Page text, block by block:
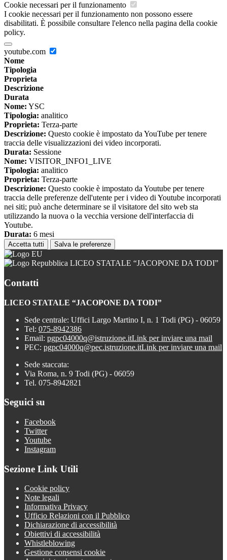
Cookie necessari per il funzionamento
I cookie necessari per il funzionamento non possono essere
disabilitati. È possibile consultare l'elenco nella pagina della cookie
policy.
youtube.com
Nome
Tipologia
Proprieta
Descrizione
Durata
Nome: YSC
Tipologia: analitico
Proprieta: Terza-parte
Descrizione: Questo cookie è impostato da YouTube per tenere
traccia delle visualizzazioni dei video incorporati.
Durata: Sessione
Nome: VISITOR_INFO1_LIVE
Tipologia: analitico
Proprieta: Terza-parte
Descrizione: Questo cookie è impostato da Youtube per tenere
traccia delle preferenze dell'utente per i video di Youtube incorporati
nei siti; può anche determinare se il visitatore del sito web sta
utilizzando la nuova o la vecchia versione dell'interfaccia di
Youtube.
Durata: 6 mesi
Accetta tutti Salva le preferenze
LICEO STATALE “JACOPONE DA TODI”
Contatti
LICEO STATALE “JACOPONE DA TODI”
Sede centrale: Uffici Largo Martino I, n. 1 Todi (PG) - 06059
Tel: 075-8942386
Email: pgpc04000q@istruzione.itLink per inviare una mail
PEC: pgpc04000q@pec.istruzione.itLink per inviare una mail
Sede staccata:
Via Roma, n. 9 Todi (PG) - 06059
Tel. 075-8942821
Seguici su
Facebook
Twitter
Youtube
Instagram
Sezione Link Utili
Cookie policy
Note legali
Informativa Privacy
Ufficio Relazioni con il Pubblico
Dichiarazione di accessibilità
Obiettivi di accessibilità
Whistleblowing
Gestione consensi cookie